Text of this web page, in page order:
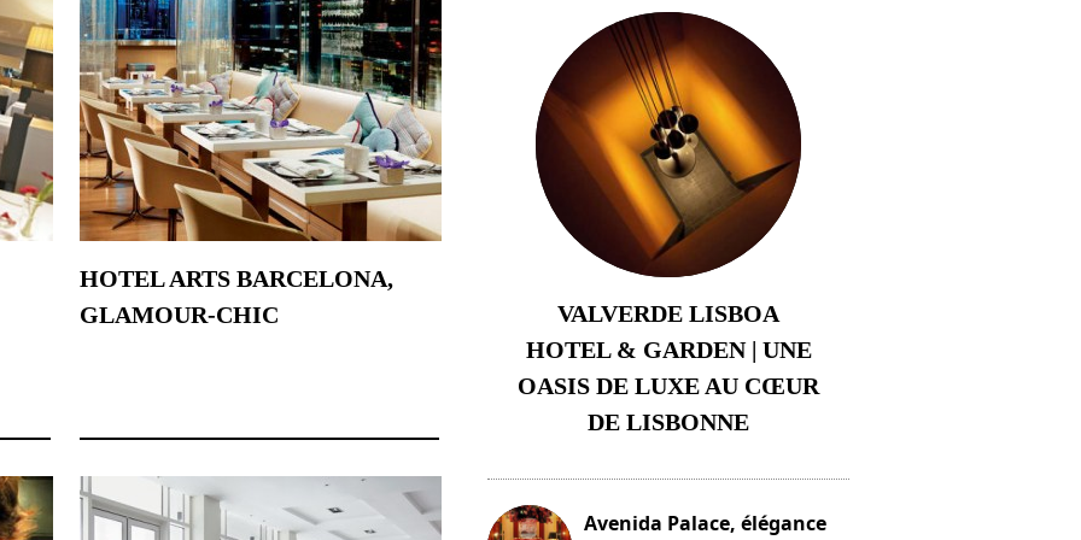
HOTEL ARTS BARCELONA,
GLAMOUR-CHIC
VALVERDE LISBOA
HOTEL & GARDEN | UNE
OASIS DE LUXE AU CŒUR
DE LISBONNE
Avenida Palace, élégance